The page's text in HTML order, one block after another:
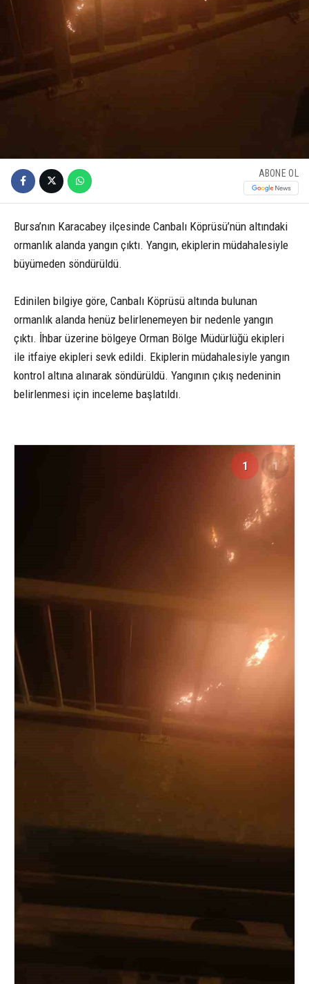
ABONE OL
Bursa’nın Karacabey ilçesinde Canbalı Köprüsü’nün altındaki
ormanlık alanda yangın çıktı. Yangın, ekiplerin müdahalesiyle
büyümeden söndürüldü.
Edinilen bilgiye göre, Canbalı Köprüsü altında bulunan
ormanlık alanda henüz belirlenemeyen bir nedenle yangın
çıktı. İhbar üzerine bölgeye Orman Bölge Müdürlüğü ekipleri
ile itfaiye ekipleri sevk edildi. Ekiplerin müdahalesiyle yangın
kontrol altına alınarak söndürüldü. Yangının çıkış nedeninin
belirlenmesi için inceleme başlatıldı.
1 1